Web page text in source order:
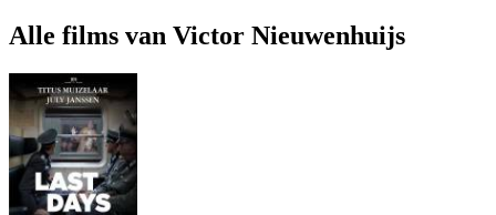
Alle films van Victor Nieuwenhuijs